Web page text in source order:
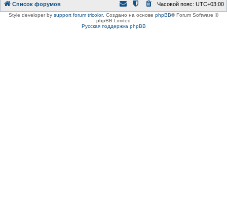
Список форумов Часовой пояс: UTC+03:00
Style developer by support forum tricolor, Создано на основе phpBB® Forum Software ©
phpBB Limited
Русская поддержка phpBB